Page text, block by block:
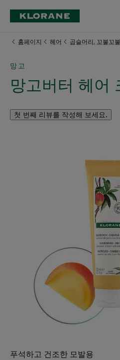
홈페이지 헤어 곱슬머리, 꼬불꼬
망고
망고버터 헤어
첫 번째 리뷰를 작성해 보세요.
푸석하고 건조한 모발용